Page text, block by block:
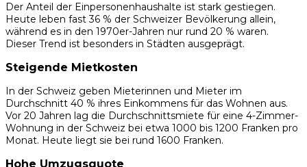
Der Anteil der Einpersonenhaushalte ist stark gestiegen.
Heute leben fast 36 % der Schweizer Bevölkerung allein,
während es in den 1970er-Jahren nur rund 20 % waren.
Dieser Trend ist besonders in Städten ausgeprägt.
Steigende Mietkosten
In der Schweiz geben Mieterinnen und Mieter im
Durchschnitt 40 % ihres Einkommens für das Wohnen aus.
Vor 20 Jahren lag die Durchschnittsmiete für eine 4-Zimmer-
Wohnung in der Schweiz bei etwa 1000 bis 1200 Franken pro
Monat. Heute liegt sie bei rund 1600 Franken.
Hohe Umzugsquote